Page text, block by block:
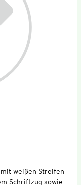
weißen Streifen
Schriftzug sowie